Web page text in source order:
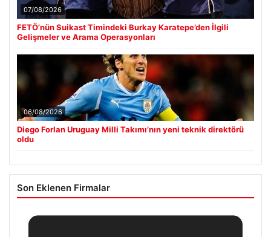
07/08/2026
FETÖ’nün Suikast Timindeki Burkay Karatepe’den İlgili
Gelişmeler ve Arama Operasyonları
06/08/2026
Diego Forlan Uruguay Milli Takımı’nın yeni teknik direktörü
oldu
Son Eklenen Firmalar